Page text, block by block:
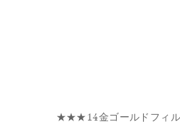
★★★14金ゴールドフィ